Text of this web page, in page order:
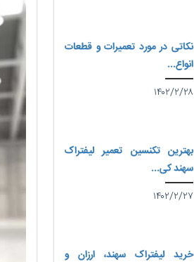
نکاتی در مورد تعمیرات و قطعات
انواع...
۱۴۰۲/۲/۲۸
بهترین تکنسین تعمیر لیفتراک
سهند کی...
۱۴۰۲/۲/۲۷
خرید لیفتراک سهند، ارزان و